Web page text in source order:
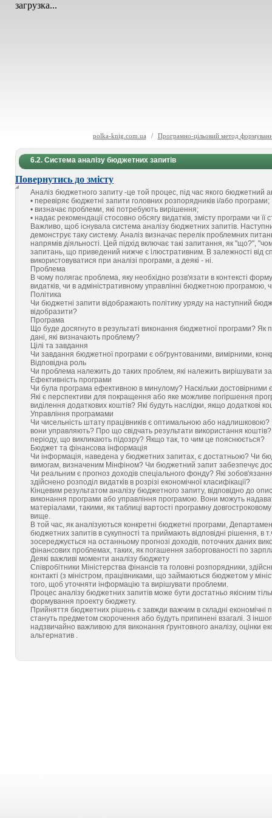
загрузка...
polka-knig.com.ua / Програмно-цільовий метод
6.2. Система аналізу бюджетних запитів
Повернутись до змісту
Аналіз бюджетного запиту -це той процес, під час якого бюджетний
• перевіряє бюджетні запити головних розпорядників і/або програми;
• визначає проблеми, які потребують вирішення;
• надає рекомендації стосовно обсягу видатків, змісту програми чи її
Важливо, щоб існувала система аналізу бюджетних запитів.
демонструє таку систему. Аналіз визначає перелік проблемних
напрямів діяльності. Цей підхід включає такі запитання, як "що?",
запитань, що приведений нижче є ілюстративним. В залежності від
використовуватися при аналізі програми, а деякі - ні.
Проблема
В чому полягає проблема, яку необхідно розв'язати в контексті
видатків, чи в адміністративному управлінні бюджетною програмою,
Політика
Чи бюджетні запити відображають політику уряду на наступний
відобразити?
Програма
Що буде досягнуто в результаті виконання бюджетної програми? Як
дані, які визначають проблему?
Цілі та завдання
Чи завдання бюджетної програми є обґрунтованими, вимірними,
Відповідна роль
Чи проблема належить до таких проблем, які належить вирішувати
Ефективність програми
Чи була програма ефективною в минулому? Наскільки достовірними
Які є перспективи для покращення або яке можливе погіршення
виділення додаткових коштів? Які будуть наслідки, якщо додаткові
Управління програмами
Чи чисельність штату працівників є оптимальною або
вони управляють? Про що свідчать результати використання
періоду, що викликають підозру? Якщо так, то чим це пояснюється?
Бюджет та фінансова інформація
Чи інформація, наведена у бюджетних запитах, є достатньою? Чи
вимогам, визначеним Мінфіном? Чи бюджетний запит забезпечує
Чи реальним є прогноз доходів спеціального фонду? Які
здійснено розподіл видатків в розрізі економічної класифікації?
Кінцевим результатом аналізу бюджетного запиту, відповідно до
виконання програми або управління програмою. Вони можуть
матеріалами, такими, як таблиці вартості програмну
вище.
В той час, як аналізуються конкретні бюджетні програми,
бюджетних запитів в сукупності та приймають відповідні рішення, в
зосереджується на останньому прогнозі доходів, поточних даних
фінансових проблемах, таких, як погашення заборгованості по
Деякі важливі моменти аналізу бюджету
Співробітники Міністерства фінансів та головні розпорядники,
контакті (з міністром, працівниками, що займаються бюджетом у
того, щоб уточняти інформацію та вирішувати проблеми.
Процес аналізу бюджетних запитів може бути достатньо якісним
формування проекту бюджету.
Прийняття бюджетних рішень є завжди важчим в складні економічні
стануть предметом скорочення або будуть припинені взагалі. З
надзвичайно важливою для виконання ґрунтовного аналізу, оцінки
альтернатив .